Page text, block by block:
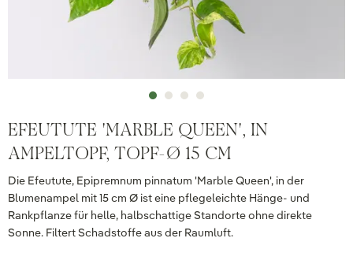
EFEUTUTE 'MARBLE QUEEN', IN
AMPELTOPF, TOPF-Ø 15 CM
Die Efeutute, Epipremnum pinnatum 'Marble Queen', in der
Blumenampel mit 15 cm Ø ist eine pflegeleichte Hänge- und
Rankpflanze für helle, halbschattige Standorte ohne direkte
Sonne. Filtert Schadstoffe aus der Raumluft.